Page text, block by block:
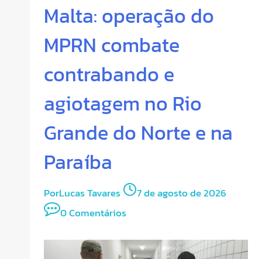
Malta: operação do
MPRN combate
contrabando e
agiotagem no Rio
Grande do Norte e na
Paraíba
PorLucas Tavares
7 de agosto de 2026
0 Comentários